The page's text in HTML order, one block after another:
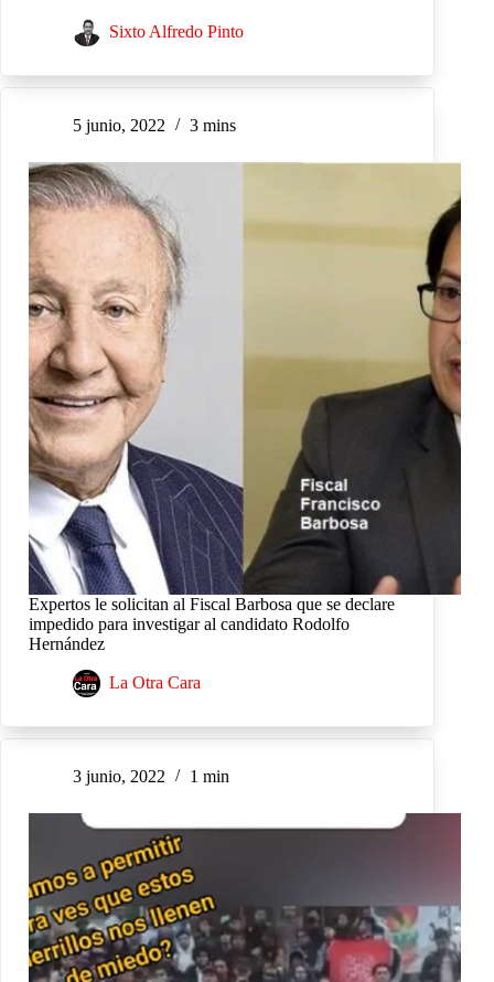
Sixto Alfredo Pinto
5 junio, 2022 3 mins
Expertos le solicitan al Fiscal Barbosa que se declare
impedido para investigar al candidato Rodolfo
Hernández
La Otra Cara
3 junio, 2022 1 min